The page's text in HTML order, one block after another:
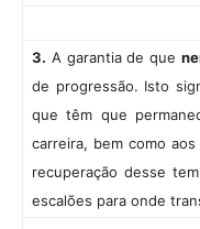
3. A garantia de que
de progressão. Isto
que têm que
carreira, bem como
recuperação desse
escalões para onde